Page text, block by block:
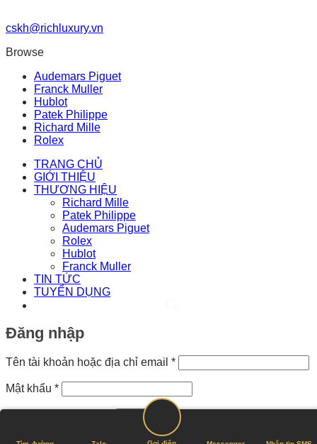
cskh@richluxury.vn
Browse
Audemars Piguet
Franck Muller
Hublot
Patek Philippe
Richard Mille
Rolex
TRANG CHỦ
GIỚI THIỆU
THƯƠNG HIỆU
Richard Mille
Patek Philippe
Audemars Piguet
Rolex
Hublot
Franck Muller
TIN TỨC
TUYỂN DỤNG
Đăng nhập
Tên tài khoản hoặc địa chỉ email *Bắt
buộc
Mật khẩu *Bắt
buộc
Đăng nhập
Quên mật khẩu?